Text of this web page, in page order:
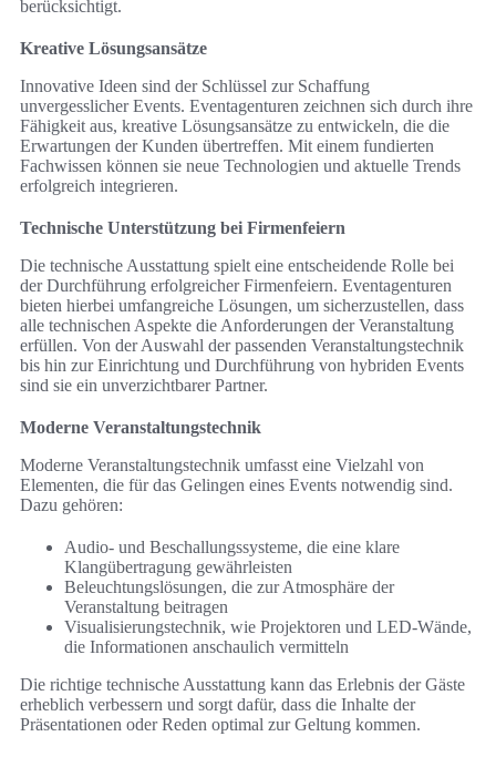
berücksichtigt.
Kreative Lösungsansätze
Innovative Ideen sind der Schlüssel zur Schaffung
unvergesslicher Events. Eventagenturen zeichnen sich durch ihre
Fähigkeit aus, kreative Lösungsansätze zu entwickeln, die die
Erwartungen der Kunden übertreffen. Mit einem fundierten
Fachwissen können sie neue Technologien und aktuelle Trends
erfolgreich integrieren.
Technische Unterstützung bei Firmenfeiern
Die technische Ausstattung spielt eine entscheidende Rolle bei
der Durchführung erfolgreicher Firmenfeiern. Eventagenturen
bieten hierbei umfangreiche Lösungen, um sicherzustellen, dass
alle technischen Aspekte die Anforderungen der Veranstaltung
erfüllen. Von der Auswahl der passenden Veranstaltungstechnik
bis hin zur Einrichtung und Durchführung von hybriden Events
sind sie ein unverzichtbarer Partner.
Moderne Veranstaltungstechnik
Moderne Veranstaltungstechnik umfasst eine Vielzahl von
Elementen, die für das Gelingen eines Events notwendig sind.
Dazu gehören:
Audio- und Beschallungssysteme, die eine klare
Klangübertragung gewährleisten
Beleuchtungslösungen, die zur Atmosphäre der
Veranstaltung beitragen
Visualisierungstechnik, wie Projektoren und LED-Wände,
die Informationen anschaulich vermitteln
Die richtige technische Ausstattung kann das Erlebnis der Gäste
erheblich verbessern und sorgt dafür, dass die Inhalte der
Präsentationen oder Reden optimal zur Geltung kommen.